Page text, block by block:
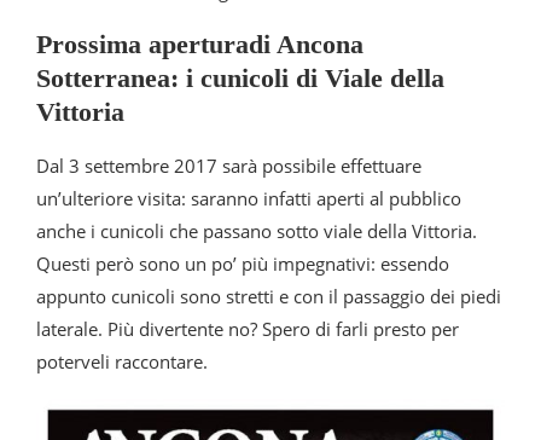
Prossima aperturadi Ancona
Sotterranea: i cunicoli di Viale della
Vittoria
Dal 3 settembre 2017 sarà possibile effettuare
un’ulteriore visita: saranno infatti aperti al pubblico
anche i cunicoli che passano sotto viale della Vittoria.
Questi però sono un po’ più impegnativi: essendo
appunto cunicoli sono stretti e con il passaggio dei piedi
laterale. Più divertente no? Spero di farli presto per
poterveli raccontare.